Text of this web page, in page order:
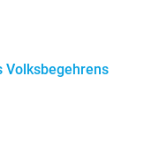
Volksbegehrens